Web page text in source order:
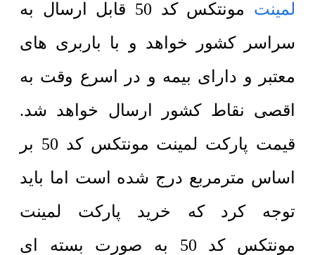
لمینت
مونتکس کد 50 قابل ارسال به
سراسر کشور خواهد و با باربری های
معتبر و دارای بیمه و در اسرع وقت به
اقصی نقاط کشور ارسال خواهد شد.
قیمت پارکت لمینت مونتکس کد 50 بر
اساس مترمربع درج شده است اما باید
توجه کرد که خرید پارکت لمینت
مونتکس کد 50 به صورت بسته ای